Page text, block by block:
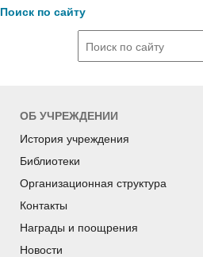
Поиск по сайту
ОБ УЧРЕЖДЕНИИ
История учреждения
Библиотеки
Организационная структура
Контакты
Награды и поощрения
Новости